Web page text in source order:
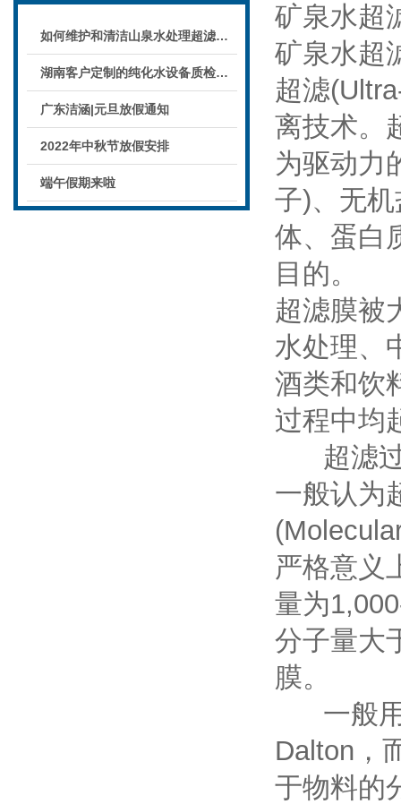
矿泉水超
矿泉水超
超滤
离技术。
为驱动力
子)、无
体、蛋白
目的。
超滤膜被
水处理、
酒类和饮
过程中均
超滤过
一般认为
严格意义
量为
分子量大
膜。
一般用
Dalton，
于物料的
如何维护和清洁山泉水处理超滤系统
湖南客户定制的纯化水设备质检后准备发货！
广东洁涵|元旦放假通知
2022年中秋节放假安排
端午假期来啦